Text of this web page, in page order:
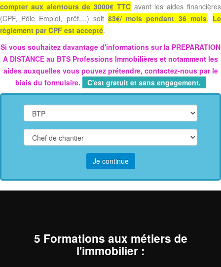
compter aux alentours de 3000€ TTCavant les aides financières
(CPF, Pôle Emploi, prêt,...) soit 83€/ mois pendant 36 mois. Le
règlement par CPF est accepté.
Si vous souhaitez davantage d'informations sur la PREPARATION
A DISTANCE au BTS Professions Immobilières et notamment les
aides auxquelles vous pouvez prétendre, contactez-nous par le
biais du formulaire.
C'est gratuit et sans engagement.
Je continue
5 Formations aux métiers de
l'immobilier: